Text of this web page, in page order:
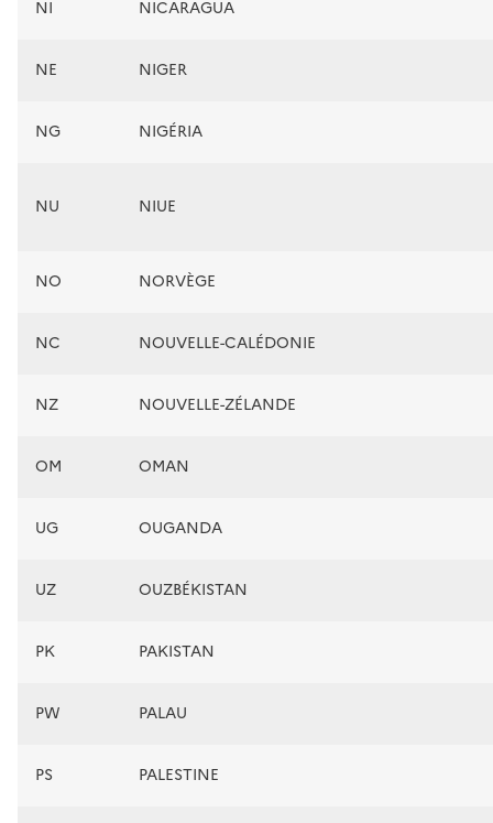
NI NICARAGUA
NE NIGER
NG NIGÉRIA
NU NIUE
NO NORVÈGE
NC NOUVELLE-CALÉDONIE
NZ NOUVELLE-ZÉLANDE
OM OMAN
UG OUGANDA
UZ OUZBÉKISTAN
PK PAKISTAN
PW PALAU
PS PALESTINE